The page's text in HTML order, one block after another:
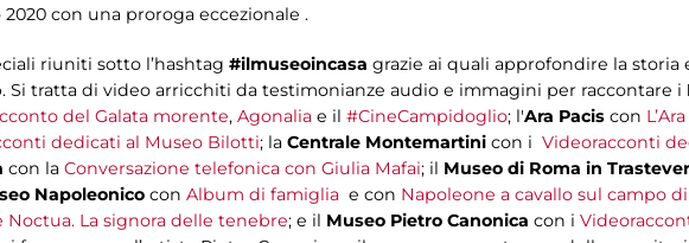
con una proroga eccezionale .
riuniti sotto l’hashtag #ilmuseoincasa grazie ai quali approfondire la storia
tratta di video arricchiti da testimonianze audio e immagini per raccontare i
del Galata morente, Agonalia e il #CineCampidoglio; l'Ara Pacis con
dedicati al Museo Bilotti; la Centrale Montemartini con i Videoracconti
con la Conversazione telefonica con Giulia Mafai; il Museo di Roma in
Napoleonico con Album di famiglia e con Napoleone a cavallo sul campo di
Noctua. La signora delle tenebre; e il Museo Pietro Canonica con i